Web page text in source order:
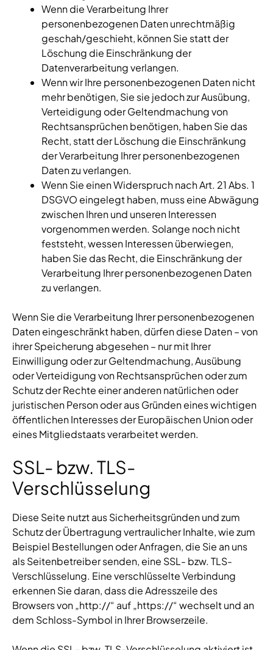
Wenn die Verarbeitung Ihrer
personenbezogenen Daten unrechtmäßig
geschah/geschieht, können Sie statt der
Löschung die Einschränkung der
Datenverarbeitung verlangen.
Wenn wir Ihre personenbezogenen Daten nicht
mehr benötigen, Sie sie jedoch zur Ausübung,
Verteidigung oder Geltendmachung von
Rechtsansprüchen benötigen, haben Sie das
Recht, statt der Löschung die Einschränkung
der Verarbeitung Ihrer personenbezogenen
Daten zu verlangen.
Wenn Sie einen Widerspruch nach Art. 21 Abs. 1
DSGVO eingelegt haben, muss eine Abwägung
zwischen Ihren und unseren Interessen
vorgenommen werden. Solange noch nicht
feststeht, wessen Interessen überwiegen,
haben Sie das Recht, die Einschränkung der
Verarbeitung Ihrer personenbezogenen Daten
zu verlangen.
Wenn Sie die Verarbeitung Ihrer personenbezogenen
Daten eingeschränkt haben, dürfen diese Daten – von
ihrer Speicherung abgesehen – nur mit Ihrer
Einwilligung oder zur Geltendmachung, Ausübung
oder Verteidigung von Rechtsansprüchen oder zum
Schutz der Rechte einer anderen natürlichen oder
juristischen Person oder aus Gründen eines wichtigen
öffentlichen Interesses der Europäischen Union oder
eines Mitgliedstaats verarbeitet werden.
SSL- bzw. TLS-
Verschlüsselung
Diese Seite nutzt aus Sicherheitsgründen und zum
Schutz der Übertragung vertraulicher Inhalte, wie zum
Beispiel Bestellungen oder Anfragen, die Sie an uns
als Seitenbetreiber senden, eine SSL- bzw. TLS-
Verschlüsselung. Eine verschlüsselte Verbindung
erkennen Sie daran, dass die Adresszeile des
Browsers von „http://“ auf „https://“ wechselt und an
dem Schloss-Symbol in Ihrer Browserzeile.